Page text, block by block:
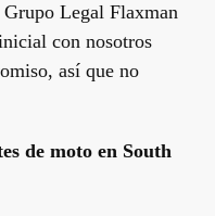
Grupo Legal Flaxman
con nosotros
así que no
de moto en South